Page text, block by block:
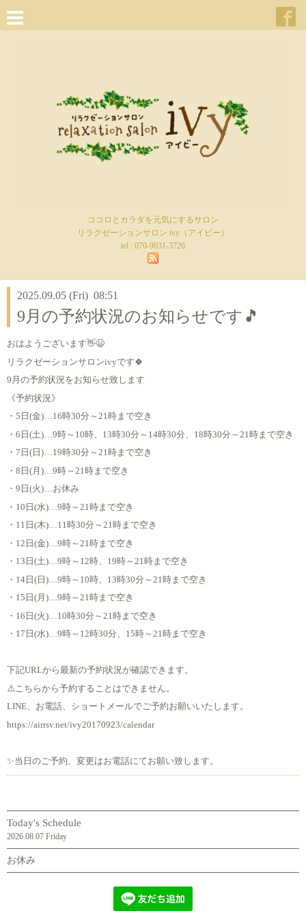
ココロとカラダを元気にするサロン
リラクゼーションサロン ivy（アイビー）
tel : 070-9031-3726
2025.09.05 (Fri) 08:51
9月の予約状況のお知らせです🎵
おはようございます👋😃
リラクゼーションサロンivyです🍀
9月の予約状況をお知らせ致します
《予約状況》
・5日(金)…16時30分～21時まで空き
・6日(土)…9時～10時、13時30分～14時30分、18時30分～21時まで空き
・7日(日)…19時30分～21時まで空き
・8日(月)…9時～21時まで空き
・9日(火)…お休み
・10日(水)…9時～21時まで空き
・11日(木)…11時30分～21時まで空き
・12日(金)…9時～21時まで空き
・13日(土)…9時～12時、19時～21時まで空き
・14日(日)…9時～10時、13時30分～21時まで空き
・15日(月)…9時～21時まで空き
・16日(火)…10時30分～21時まで空き
・17日(水)…9時～12時30分、15時～21時まで空き
下記URLから最新の予約状況が確認できます。
⚠️こちらから予約することはできません。
LINE、お電話、ショートメールでご予約お願いいたします。
https://airrsv.net/ivy20170923/calendar
✨当日のご予約、変更はお電話にてお願い致します。
Today's Schedule
2026.08.07 Friday
お休み